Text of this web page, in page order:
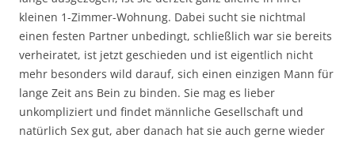
kleinen 1-Zimmer-Wohnung. Dabei sucht sie nichtmal
einen festen Partner unbedingt, schließlich war sie bereits
verheiratet, ist jetzt geschieden und ist eigentlich nicht
mehr besonders wild darauf, sich einen einzigen Mann für
lange Zeit ans Bein zu binden. Sie mag es lieber
unkompliziert und findet männliche Gesellschaft und
natürlich Sex gut, aber danach hat sie auch gerne wieder